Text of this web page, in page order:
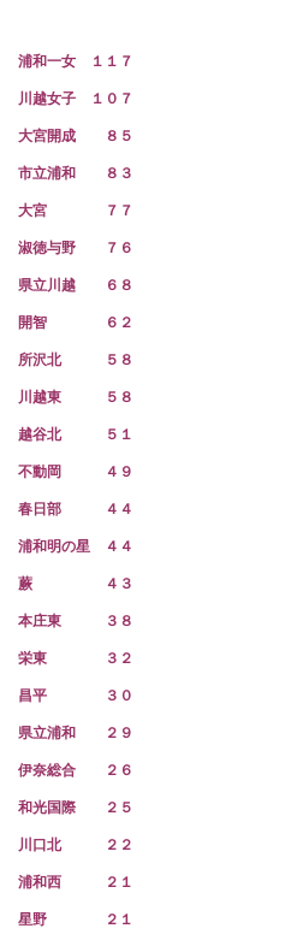
浦和一女 １１７
川越女子 １０７
大宮開成 ８５
市立浦和 ８３
大宮 ７７
淑徳与野 ７６
県立川越 ６８
開智 ６２
所沢北 ５８
川越東 ５８
越谷北 ５１
不動岡 ４９
春日部 ４４
浦和明の星 ４４
蕨 ４３
本庄東 ３８
栄東 ３２
昌平 ３０
県立浦和 ２９
伊奈総合 ２６
和光国際 ２５
川口北 ２２
浦和西 ２１
星野 ２１